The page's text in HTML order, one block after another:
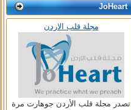
JoHeart
مجلة قلب الاردن
تصدر مجلة قلب الأردن جوهارت مرة